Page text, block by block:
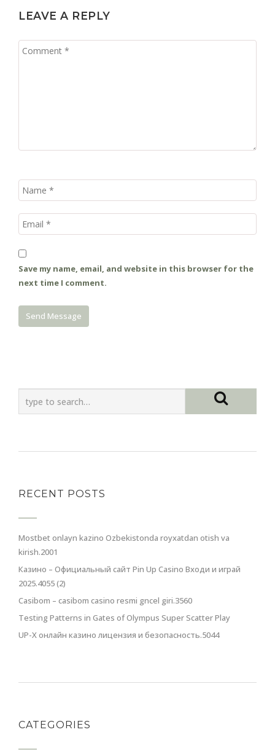
LEAVE A REPLY
Save my name, email, and website in this browser for the
next time I comment.
RECENT POSTS
Mostbet onlayn kazino Ozbekistonda royxatdan otish va
kirish.2001
Казино – Официальный сайт Pin Up Casino Входи и играй
2025.4055 (2)
Casibom – casibom casino resmi gncel giri.3560
Testing Patterns in Gates of Olympus Super Scatter Play
UP-X онлайн казино лицензия и безопасность.5044
CATEGORIES